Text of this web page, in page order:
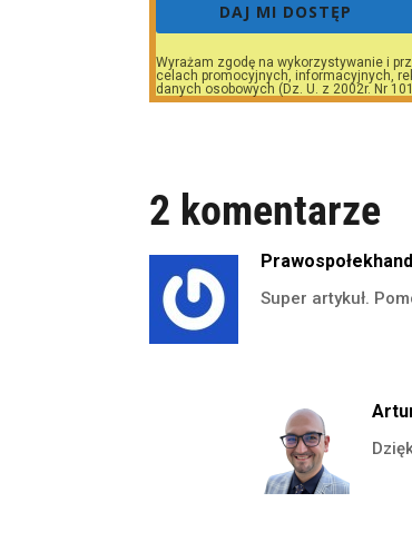
DAJ MI DOSTĘP
Wyrażam zgodę na wykorzystywanie i
celach promocyjnych, informacyjnych,
danych osobowych (Dz. U. z 2002r. Nr
2 komentarze
Super artykuł.